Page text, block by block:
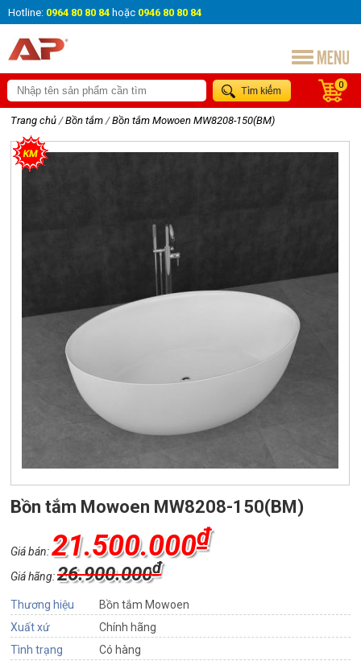
Hotline: 0964 80 80 84 hoặc 0946 80 80 84
0
Trang chủ / Bồn tắm / Bồn tắm Mowoen MW8208-150(BM)
Bồn tắm Mowoen MW8208-150(BM)
Giá bán:21.500.000₫
Giá hãng:26.900.000₫
Thương hiệu
Bồn tắm Mowoen
Xuất xứ
Chính hãng
Tình trạng
Có hàng